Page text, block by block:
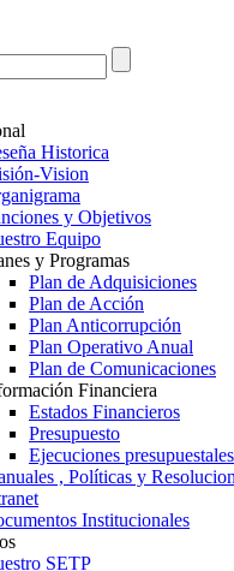
Historica
Vision
y Objetivos
Equipo
y Programas
Plan de Adquisiciones
Plan de Acción
Plan Anticorrupción
Plan Operativo Anual
Plan de Comunicaciones
Financiera
Estados Financieros
Presupuesto
Ejecuciones presupuestales
, Políticas y
Institucionales
SETP